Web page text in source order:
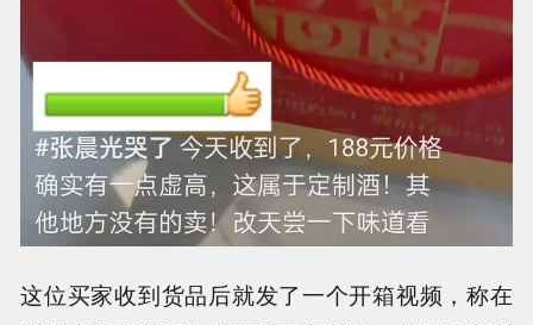
这位买家收到货品后就发了一个开箱视频，称在